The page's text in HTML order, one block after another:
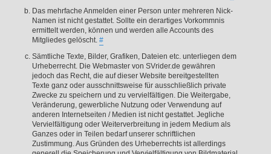
Das mehrfache Anmelden einer Person unter mehreren Nick-
Namen ist nicht gestattet. Sollte ein derartiges Vorkommnis
ermittelt werden, können und werden alle Accounts des
Mitgliedes gelöscht. #
Sämtliche Texte, Bilder, Grafiken, Dateien etc. unterliegen dem
Urheberrecht. Die Webmaster von SVrider.de gewähren
jedoch das Recht, die auf dieser Website bereitgestellten
Texte ganz oder ausschnittsweise für ausschließlich private
Zwecke zu speichern und zu vervielfältigen. Die Weitergabe,
Veränderung, gewerbliche Nutzung oder Verwendung auf
anderen Internetseiten / Medien ist nicht gestattet. Jegliche
Vervielfältigung oder Weiterverbreitung in jedem Medium als
Ganzes oder in Teilen bedarf unserer schriftlichen
Zustimmung. Aus Gründen des Urheberrechts ist allerdings